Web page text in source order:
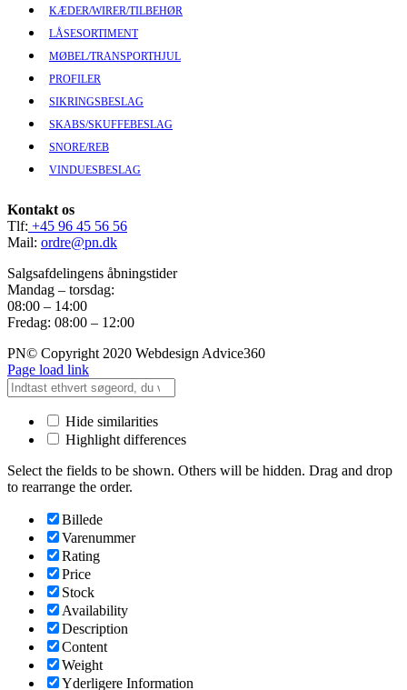
KÆDER/WIRER/TILBEHØR
LÅSESORTIMENT
MØBEL/TRANSPORTHJUL
PROFILER
SIKRINGSBESLAG
SKABS/SKUFFEBESLAG
SNORE/REB
VINDUESBESLAG
Kontakt os
Tlf: +45 96 45 56 56
Mail: ordre@pn.dk
Salgsafdelingens åbningstider
Mandag – torsdag:
08:00 – 14:00
Fredag: 08:00 – 12:00
PN© Copyright 2020 Webdesign Advice360
Page load link
Hide similarities
Highlight differences
Select the fields to be shown. Others will be hidden. Drag and drop
to rearrange the order.
Billede
Varenummer
Rating
Price
Stock
Availability
Description
Content
Weight
Yderligere Information